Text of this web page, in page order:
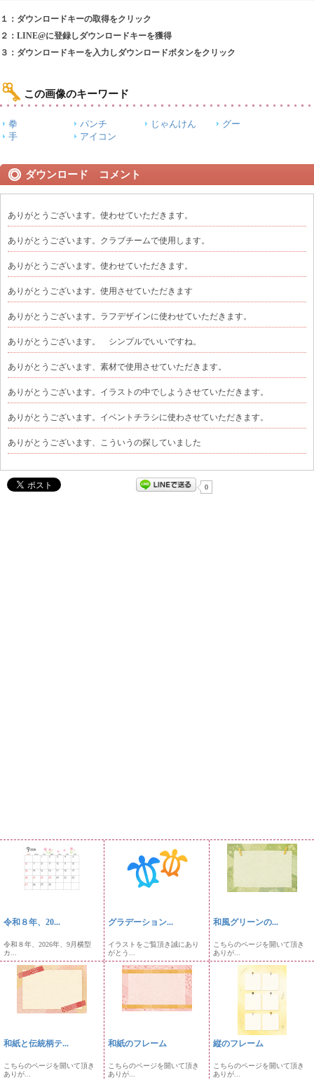
１：ダウンロードキーの取得をクリック
２：LINE@に登録しダウンロードキーを獲得
３：ダウンロードキーを入力しダウンロードボタンをクリック
この画像のキーワード
拳 パンチ じゃんけん
グー
手
アイコン
ダウンロード コメント
ありがとうございます。使わせていただきます。
ありがとうございます。クラブチームで使用します。
ありがとうございます。使わせていただきます。
ありがとうございます。使用させていただきます
ありがとうございます。ラフデザインに使わせていただきます。
ありがとうございます。 シンプルでいいですね。
ありがとうございます、素材で使用させていただきます。
ありがとうございます。イラストの中でしようさせていただきます。
ありがとうございます。イベントチラシに使わさせていただきます。
ありがとうございます、こういうの探していました
0
令和８年、20...
令和８年、2026年、9月横型
カ...
グラデーション...
イラストをご覧頂き誠にあり
がとう...
和風グリーンの...
こちらのページを開いて頂き
ありが...
和紙と伝統柄テ...
こちらのページを開いて頂き
ありが...
和紙のフレーム
こちらのページを開いて頂き
ありが...
縦のフレーム
こちらのページを開いて頂き
ありが...